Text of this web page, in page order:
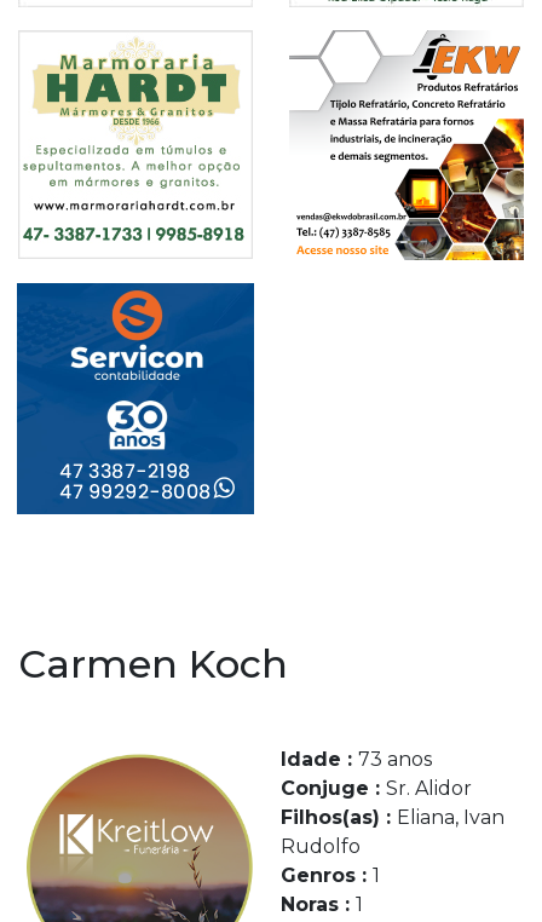
Carmen Koch
Idade : 73 anos
Conjuge : Sr. Alidor
Filhos(as) : Eliana, Ivan
Rudolfo
Genros : 1
Noras : 1